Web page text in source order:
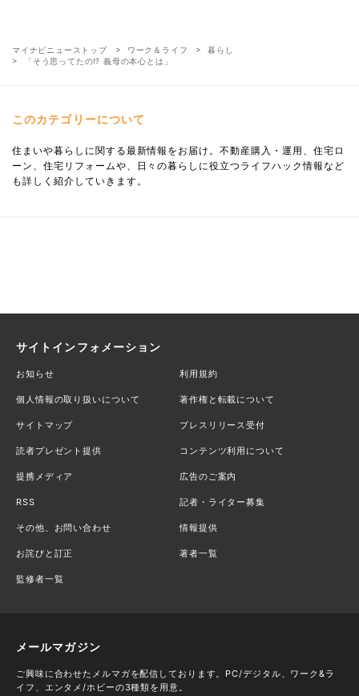
マイナビニューストップ ワーク＆ライフ
暮らし
「そう思ってたの⁉ 義母の本心とは」
このカテゴリーについて
住まいや暮らしに関する最新情報をお届け。不動産購入・運用、住宅ロ
ーン、住宅リフォームや、日々の暮らしに役立つライフハック情報など
も詳しく紹介していきます。
サイトインフォメーション
お知らせ 利用規約
個人情報の取り扱いについて 著作権と転載について
サイトマップ プレスリリース受付
読者プレゼント提供 コンテンツ利用について
提携メディア 広告のご案内
RSS 記者・ライター募集
その他、お問い合わせ 情報提供
お詫びと訂正 著者一覧
監修者一覧
メールマガジン
ご興味に合わせたメルマガを配信しております。PC/デジタル、ワーク&ラ
イフ、エンタメ/ホビーの3種類を用意。